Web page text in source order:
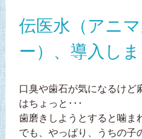
伝医水（アニ
ー）、導入し
口臭や歯石が気になるけど
はちょっと･･･
歯磨きしようとすると噛ま
でも、やっぱり、うちの子